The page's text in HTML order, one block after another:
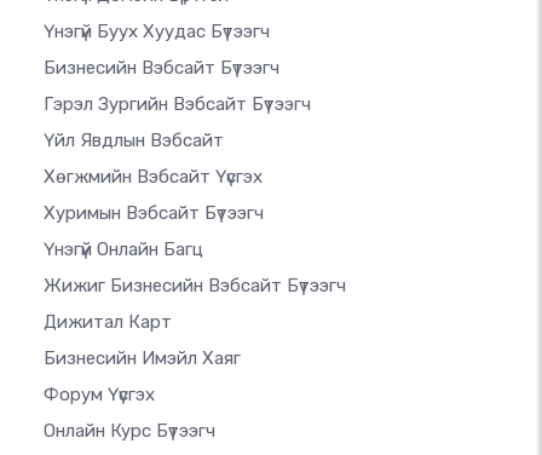
Үнэгүй Буух Хуудас Бүтээгч
Бизнесийн Вэбсайт Бүтээгч
Гэрэл Зургийн Вэбсайт Бүтээгч
Үйл Явдлын Вэбсайт
Хөгжмийн Вэбсайт Үүсгэх
Хуримын Вэбсайт Бүтээгч
Үнэгүй Онлайн Багц
Жижиг Бизнесийн Вэбсайт Бүтээгч
Дижитал Карт
Бизнесийн Имэйл Хаяг
Форум Үүсгэх
Онлайн Курс Бүтээгч